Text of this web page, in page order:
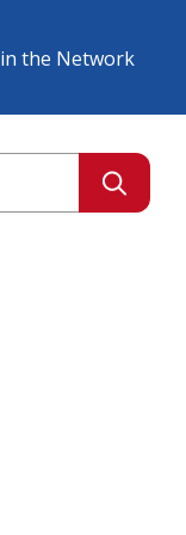
the Network